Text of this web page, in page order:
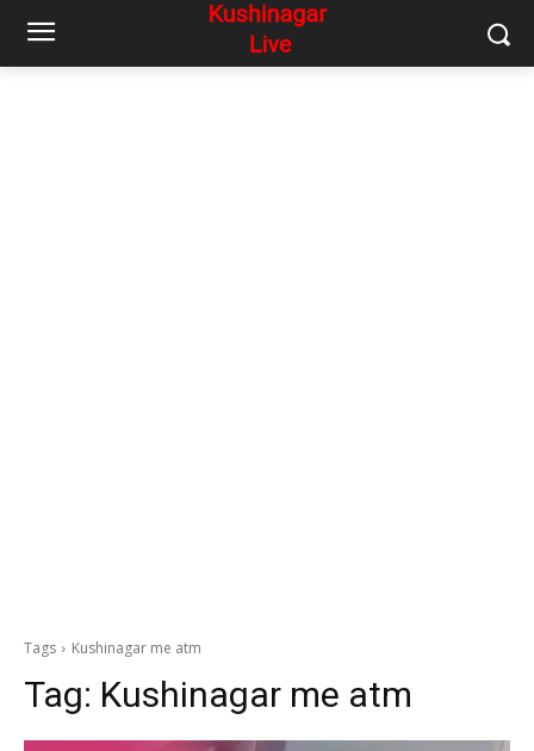
Tags Kushinagar me atm
Tag: Kushinagar me atm